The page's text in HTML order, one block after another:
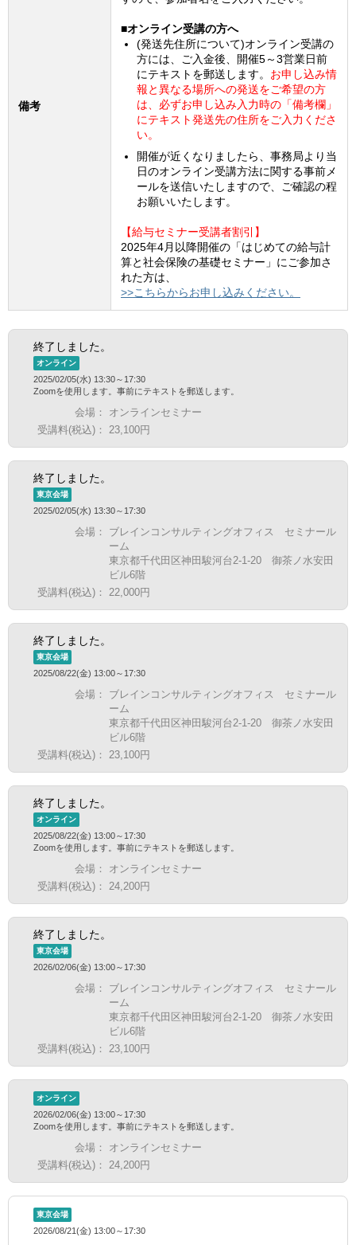
備考
■オンライン受講の方へ
(発送先住所について)オンライン受講の
方には、ご入金後、開催5～3営業日前
にテキストを郵送します。 お申し込み情
報と異なる場所への発送をご希望の方
は、必ずお申し込み入力時の「備考欄」
にテキスト発送先の住所をご入力くださ
い。
開催が近くなりましたら、事務局より当
日のオンライン受講方法に関する事前メ
ールを送信いたしますので、ご確認の程
お願いいたします。
【給与セミナー受講者割引】
2025年4月以降開催の「はじめての給与計
算と社会保険の基礎セミナー」にご参加さ
れた方は、
>>こちらからお申し込みください。
終了しました。
オンライン
2025/02/05(水) 13:30～17:30
Zoomを使用します。事前にテキストを郵送します。
会場：
オンラインセミナー
受講料(税込)：
23,100円
終了しました。
東京会場
2025/02/05(水) 13:30～17:30
会場：
ブレインコンサルティングオフィス セミナール
ーム
東京都千代田区神田駿河台2-1-20 御茶ノ水安田
ビル6階
受講料(税込)：
22,000円
終了しました。
東京会場
2025/08/22(金) 13:00～17:30
会場：
ブレインコンサルティングオフィス セミナール
ーム
東京都千代田区神田駿河台2-1-20 御茶ノ水安田
ビル6階
受講料(税込)：
23,100円
終了しました。
オンライン
2025/08/22(金) 13:00～17:30
Zoomを使用します。事前にテキストを郵送します。
会場：
オンラインセミナー
受講料(税込)：
24,200円
終了しました。
東京会場
2026/02/06(金) 13:00～17:30
会場：
ブレインコンサルティングオフィス セミナール
ーム
東京都千代田区神田駿河台2-1-20 御茶ノ水安田
ビル6階
受講料(税込)：
23,100円
オンライン
2026/02/06(金) 13:00～17:30
Zoomを使用します。事前にテキストを郵送します。
会場：
オンラインセミナー
受講料(税込)：
24,200円
東京会場
2026/08/21(金) 13:00～17:30